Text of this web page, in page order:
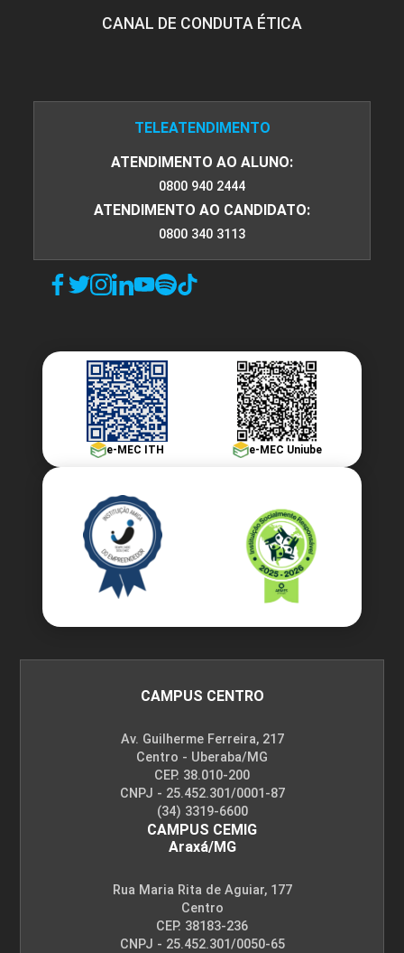
CANAL DE CONDUTA ÉTICA
TELEATENDIMENTO
ATENDIMENTO AO ALUNO:
0800 940 2444
ATENDIMENTO AO CANDIDATO:
0800 340 3113
e-MEC ITH e-MEC Uniube
CAMPUS CENTRO
Av. Guilherme Ferreira, 217
Centro - Uberaba/MG
CEP. 38.010-200
CNPJ - 25.452.301/0001-87
(34) 3319-6600
CAMPUS CEMIG
Araxá/MG
Rua Maria Rita de Aguiar, 177
Centro
CEP. 38183-236
CNPJ - 25.452.301/0050-65